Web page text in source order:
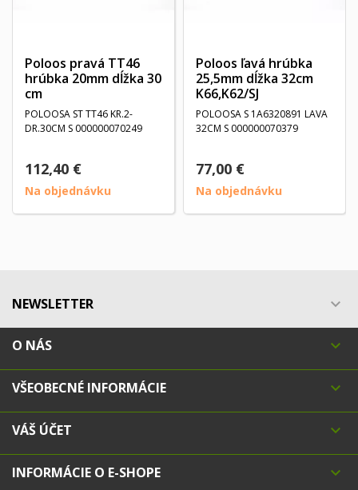
Poloos pravá TT46
hrúbka 20mm dĺžka 30
cm
POLOOSA ST TT46 KR.2-
DR.30CM S 000000070249
112,40 €
Na objednávku
Poloos ľavá hrúbka
25,5mm dĺžka 32cm
K66,K62/SJ
POLOOSA S 1A6320891 LAVA
32CM S 000000070379
77,00 €
Na objednávku
NEWSLETTER 
O NÁS 
VŠEOBECNÉ INFORMÁCIE 
VÁŠ ÚČET 
INFORMÁCIE O E-SHOPE 